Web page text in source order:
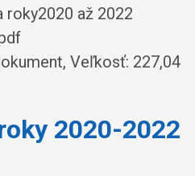
roky2020 až 2022
Veľkosť: 227,04
2020-2022